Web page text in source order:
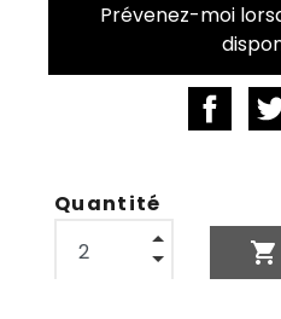
Prévenez-moi
Quantité
shopping_cart